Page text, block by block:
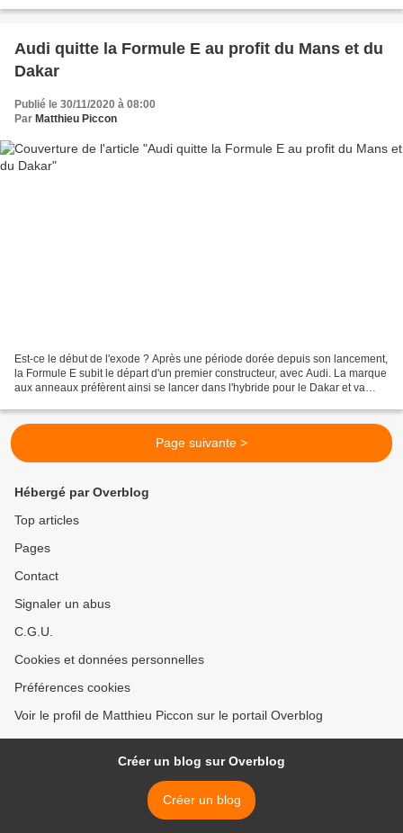
Audi quitte la Formule E au profit du Mans et du
Dakar
Publié le 30/11/2020 à 08:00
Par Matthieu Piccon
Est-ce le début de l'exode ? Après une période dorée depuis son lancement,
la Formule E subit le départ d'un premier constructeur, avec Audi. La marque
aux anneaux préfèrent ainsi se lancer dans l'hybride pour le Dakar et va
Page suivante >
Hébergé par Overblog
Top articles
Pages
Contact
Signaler un abus
C.G.U.
Cookies et données personnelles
Préférences cookies
Voir le profil de Matthieu Piccon sur le portail Overblog
Créer un blog sur Overblog
Créer un blog